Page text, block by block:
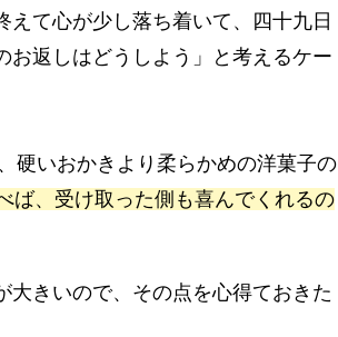
て心が少し落ち着いて、四十九日
お返しはどうしよう」と考えるケー
硬いおかきより柔らかめの洋菓子の
ば、受け取った側も喜んでくれるの
きいので、その点を心得ておきた